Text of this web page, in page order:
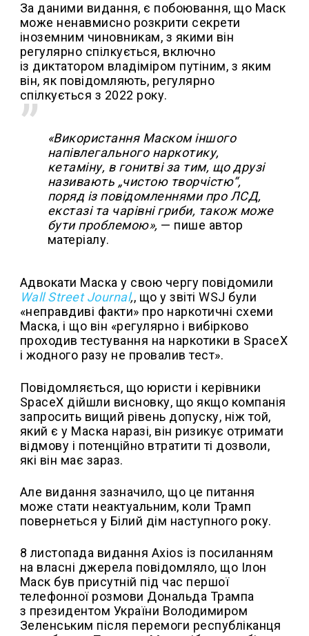
За даними видання, є побоювання, що Маск
може ненавмисно розкрити секрети
іноземним чиновникам, з якими він
регулярно спілкується, включно
із диктатором владіміром путіним, з яким
він, як повідомляють, регулярно
спілкується з 2022 року.
«Використання Маском іншого
напівлегального наркотику,
кетаміну, в гонитві за тим, що друзі
називають „чистою творчістю“,
поряд із повідомленнями про ЛСД,
екстазі та чарівні гриби, також може
бути проблемою», — пише автор
матеріалу.
Адвокати Маска у свою чергу повідомили
WallStreet Journal,, що у звіті WSJ були
«неправдиві факти» про наркотичні схеми
Маска, і що він «регулярно і вибірково
проходив тестування на наркотики в SpaceX
і жодного разу не провалив тест».
Повідомляється, що юристи і керівники
SpaceX дійшли висновку, що якщо компанія
запросить вищий рівень допуску, ніж той,
який є у Маска наразі, він ризикує отримати
відмову і потенційно втратити ті дозволи,
які він має зараз.
Але видання зазначило, що це питання
може стати неактуальним, коли Трамп
повернеться у Білий дім наступного року.
8 листопада видання Axios із посиланням
на власні джерела повідомляло, що Ілон
Маск був присутній під час першої
телефонної розмови Дональда Трампа
з президентом України Володимиром
Зеленським після перемоги республіканця